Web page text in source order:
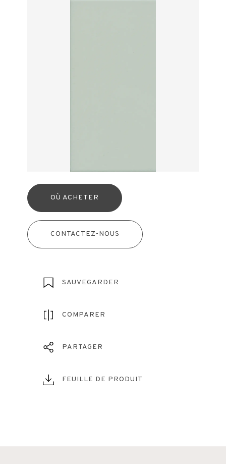
OÙ ACHETER
CONTACTEZ-NOUS
SAUVEGARDER
COMPARER
PARTAGER
FEUILLE DE PRODUIT